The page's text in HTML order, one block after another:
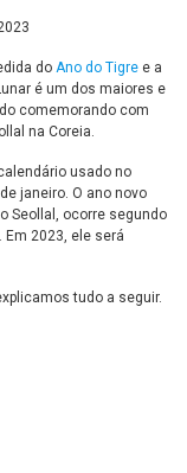
do Ano do Tigre e a
é um dos maiores e
comemorando com
na Coreia.
usado no
janeiro. O ano novo
Seollal, ocorre segundo
2023, ele será
tudo a seguir.